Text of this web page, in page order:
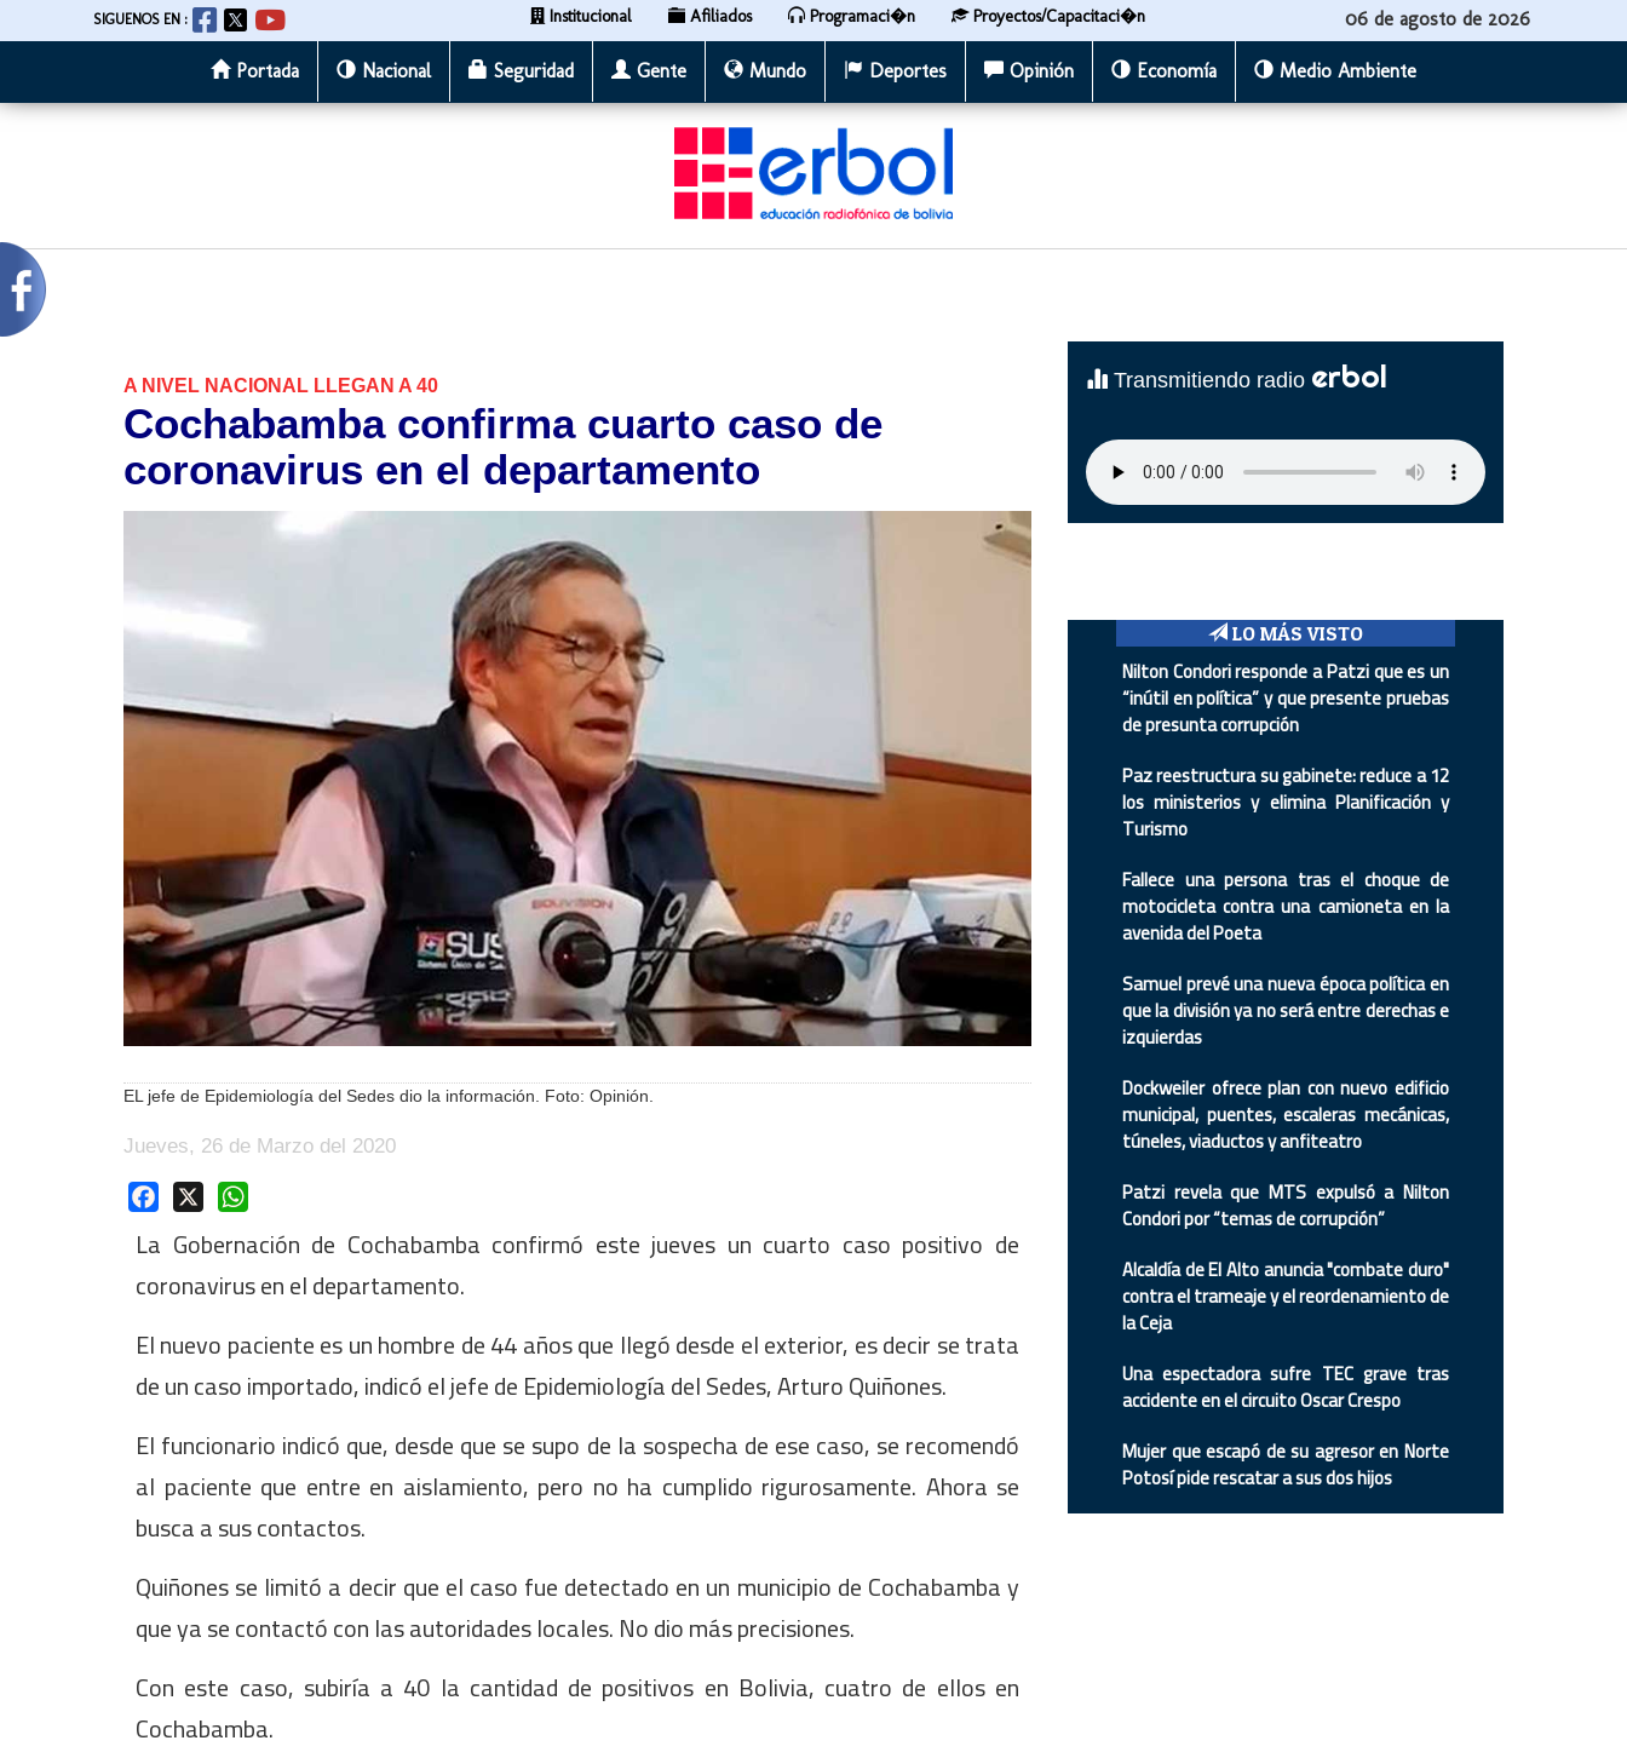
al
SIGUENOS EN : Institucional Afiliados Programaci�n Proyectos/Capacitaci�n 06 de agosto de 2026
Portada Nacional Seguridad Gente Mundo Deportes Opinión Economía Medio Ambiente
A NIVEL NACIONAL LLEGAN A 40
Cochabamba confirma cuarto caso de
coronavirus en el departamento
EL jefe de Epidemiología del Sedes dio la información. Foto: Opinión.
Jueves, 26 de Marzo del 2020
Facebook
La Gobernación de Cochabamba confirmó este jueves un cuarto caso positivo de
coronavirus en el departamento.
El nuevo paciente es un hombre de 44 años que llegó desde el exterior, es decir se trata
de un caso importado, indicó el jefe de Epidemiología del Sedes, Arturo Quiñones.
El funcionario indicó que, desde que se supo de la sospecha de ese caso, se recomendó
al paciente que entre en aislamiento, pero no ha cumplido rigurosamente. Ahora se
busca a sus contactos.
Quiñones se limitó a decir que el caso fue detectado en un municipio de Cochabamba y
que ya se contactó con las autoridades locales. No dio más precisiones.
Con este caso, subiría a 40 la cantidad de positivos en Bolivia, cuatro de ellos en
Cochabamba.
Transmitiendo radio erbol
LO MÁS VISTO
Nilton Condori responde a Patzi que es un
“inútil en política” y que presente pruebas
de presunta corrupción
Paz reestructura su gabinete: reduce a 12
los ministerios y elimina Planificación y
Turismo
Fallece una persona tras el choque de
motocicleta contra una camioneta en la
avenida del Poeta
Samuel prevé una nueva época política en
que la división ya no será entre derechas e
izquierdas
Dockweiler ofrece plan con nuevo edificio
municipal, puentes, escaleras mecánicas,
túneles, viaductos y anfiteatro
Patzi revela que MTS expulsó a Nilton
Condori por “temas de corrupción”
Alcaldía de El Alto anuncia "combate duro"
contra el trameaje y el reordenamiento de
la Ceja
Una espectadora sufre TEC grave tras
accidente en el circuito Oscar Crespo
Mujer que escapó de su agresor en Norte
Potosí pide rescatar a sus dos hijos